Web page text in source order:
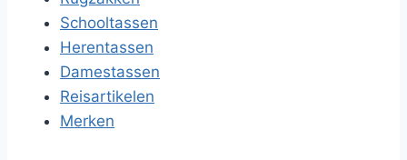
Schooltassen
Herentassen
Damestassen
Reisartikelen
Merken